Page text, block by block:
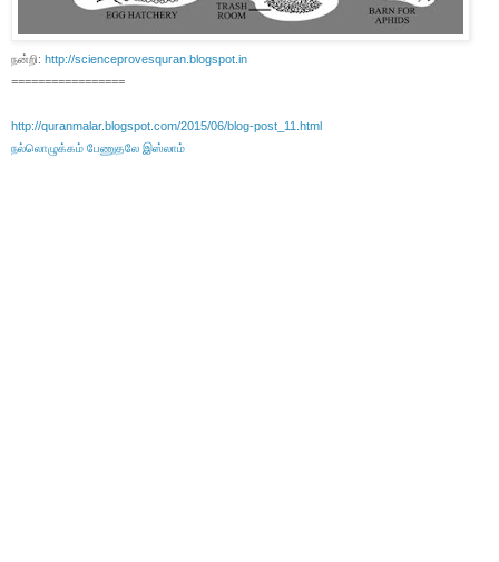
நன்றி: http://scienceprovesquran.blogspot.in
=================
http://quranmalar.blogspot.com/2015/06/blog-post_11.html
நல்லொழுக்கம் பேணுதலே இஸ்லாம்